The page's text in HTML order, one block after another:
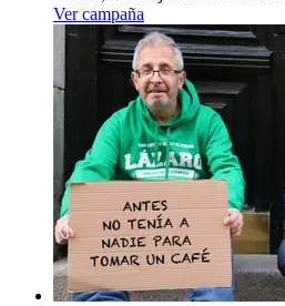
Ver campaña